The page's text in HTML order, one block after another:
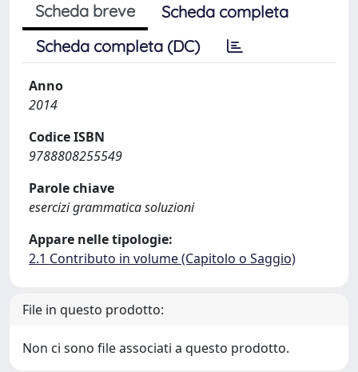
Scheda breve
Scheda completa
Scheda completa (DC)
Anno
2014
Codice ISBN
9788808255549
Parole chiave
esercizi grammatica soluzioni
Appare nelle tipologie:
2.1 Contributo in volume (Capitolo o Saggio)
File in questo prodotto:
Non ci sono file associati a questo prodotto.